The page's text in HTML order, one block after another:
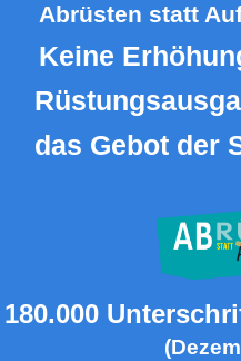
Abrüsten statt
Keine
das Gebot der
180.000